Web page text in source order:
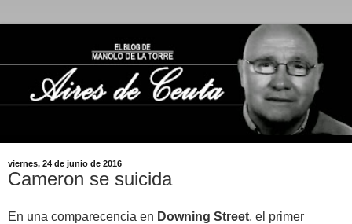
viernes, 24 de junio de 2016
Cameron se suicida
En una comparecencia en Downing Street, el primer